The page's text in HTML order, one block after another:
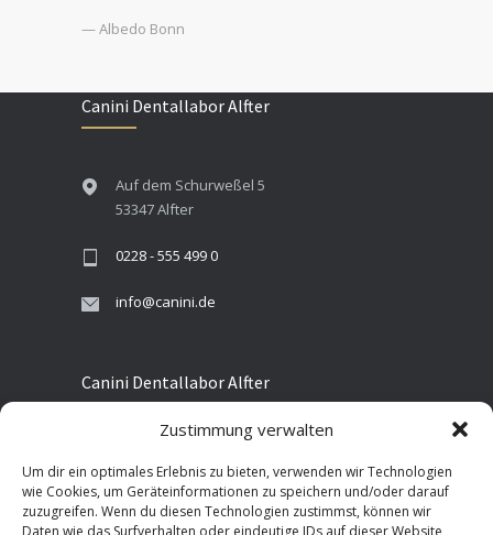
Zustimmung verwalten
Um dir ein optimales Erlebnis zu bieten, verwenden wir Technologien
wie Cookies, um Geräteinformationen zu speichern und/oder darauf
zuzugreifen. Wenn du diesen Technologien zustimmst, können wir
Daten wie das Surfverhalten oder eindeutige IDs auf dieser Website
— Albedo Bonn
Canini Dentallabor Alfter
Auf dem Schurweßel 5
53347 Alfter
0228 - 555 499 0
info@canini.de
Canini Dentallabor Alfter
Auf dem Schurweßel 5
53347 Alfter